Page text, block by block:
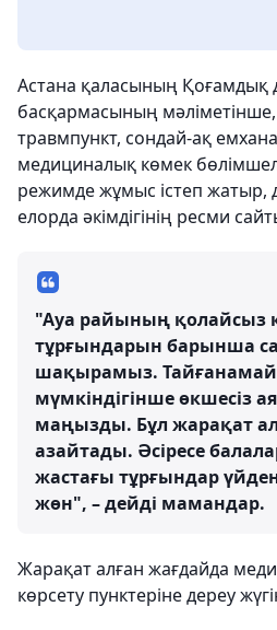
Астана қаласының Қоғамдық
басқармасының
травмпункт, сондай-ақ
медициналық көмек
режимде жұмыс істеп жатыр,
елорда әкімдігінің ресми
"Ауа райының қолайсыз
тұрғындарын барынша
шақырамыз.
мүмкіндігінше өкшесіз
маңызды. Бұл жарақат
азайтады. Әсіресе
жастағы тұрғындар
жөн", – дейді мамандар.
Жарақат алған жағдайда
көрсету пунктеріне дереу